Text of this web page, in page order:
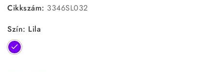
Cikkszám: 3346SL032
Szín: Lila
Lila